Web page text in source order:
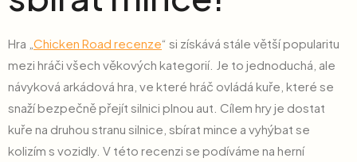
Hra „ Chicken Road recenze“ si získává stále větší popularitu
mezi hráči všech věkových kategorií. Je to jednoduchá, ale
návyková arkádová hra, ve které hráč ovládá kuře, které se
snaží bezpečně přejít silnici plnou aut. Cílem hry je dostat
kuře na druhou stranu silnice, sbírat mince a vyhýbat se
kolizím s vozidly. V této recenzi se podíváme na herní